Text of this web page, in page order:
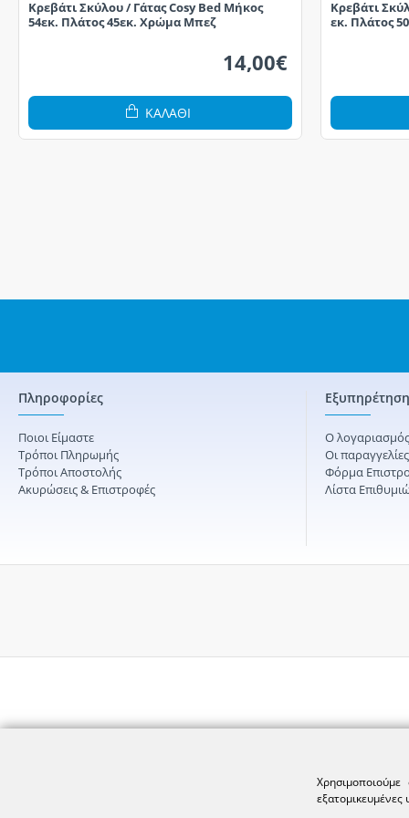
Κρεβάτι Σκύλου / Γάτας Cosy Bed Μήκος
54εκ. Πλάτος 45εκ. Χρώμα Μπεζ
14,00€
ΚΑΛΆΘΙ
Κρεβάτι
εκ. Πλάτος
Πληροφορίες
Ποιοι Είμαστε
Τρόποι Πληρωμής
Τρόποι Αποστολής
Ακυρώσεις & Επιστροφές
Ο
Οι
Φόρμα
Λίστα
εξατομικευμένες